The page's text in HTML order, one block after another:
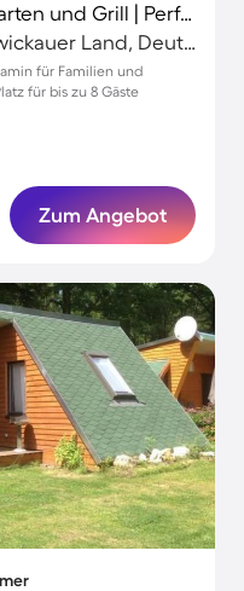
Ferienhaus mit Terrasse, Garten und Grill | Perfekt für die Arbeit von Zuhause
Limbach-Oberfrohna, Zwickauer Land, Deutschland
für Familien und
für bis zu 8 Gäste
Zum Angebot